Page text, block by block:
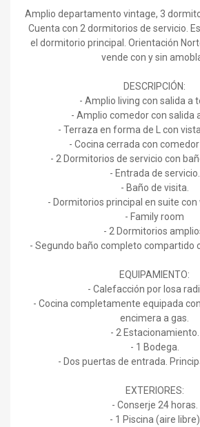
Amplio departamento vintage, 3
Cuenta con 2 dormitorios de servicio.
el dormitorio principal. Orientación
vende con y sin
DESCRIPCIÓN:
- Amplio living con salida a
- Amplio comedor con salida
- Terraza en forma de L con
- Cocina cerrada con comedor
- 2 Dormitorios de servicio con
- Entrada de servicio.
- Baño de visita.
- Dormitorios principal en suite con
- Family room
- 2 Dormitorios
- Segundo baño completo compartido
EQUIPAMIENTO:
- Calefacción por losa
- Cocina completamente equipada
encimera a gas.
- 2 Estacionamiento.
- 1 Bodega.
- Dos puertas de entrada.
EXTERIORES:
- Conserje 24 horas.
- 1 Piscina (aire libre)